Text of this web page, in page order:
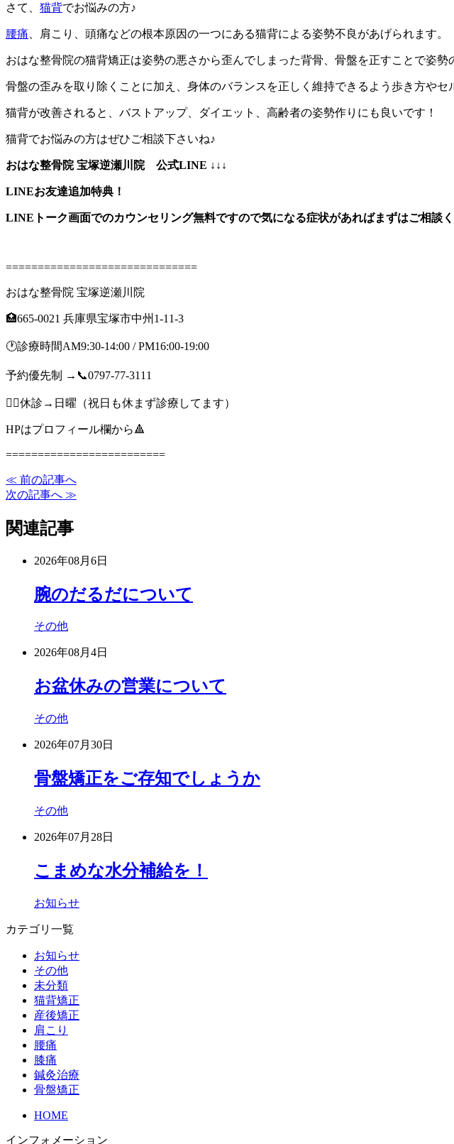
さて、 猫背でお悩みの方♪
腰痛 、肩こり、頭痛などの根本原因の一つにある猫背による姿勢不良があげられます。
おはな整骨院の猫背矯正は姿勢の悪さから歪んでしまった背骨、骨盤を正すことで姿
骨盤の歪みを取り除くことに加え、身体のバランスを正しく維持できるよう歩き方や
猫背が改善されると、バストアップ、ダイエット、高齢者の姿勢作りにも良いです！
猫背でお悩みの方はぜひご相談下さいね♪
おはな整骨院 宝塚逆瀬川院 公式LINE ↓↓↓
LINEお友達追加特典！
LINEトーク画面でのカウンセリング無料ですので気になる症状があればまずはご相談
==============================
おはな整骨院 宝塚逆瀬川院
🏥665-0021 兵庫県宝塚市中州1-11-3
🕐診療時間AM9:30-14:00 / PM16:00-19:00
予約優先制 →📞0797-77-3111
🙇‍♂️休診→日曜（祝日も休まず診療してます）
HPはプロフィール欄から🔺
=========================
≪ 前の記事へ
次の記事へ ≫
関連記事
2026年08月6日
腕のだるだについて
その他
2026年08月4日
お盆休みの営業について
その他
2026年07月30日
骨盤矯正をご存知でしょうか
その他
2026年07月28日
こまめな水分補給を！
お知らせ
カテゴリ一覧
お知らせ
その他
未分類
猫背矯正
産後矯正
肩こり
腰痛
膝痛
鍼灸治療
骨盤矯正
HOME
インフォメーション